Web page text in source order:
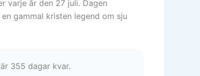
varje år den 27 juli. Dagen
gammal kristen legend om sju
355 dagar kvar.